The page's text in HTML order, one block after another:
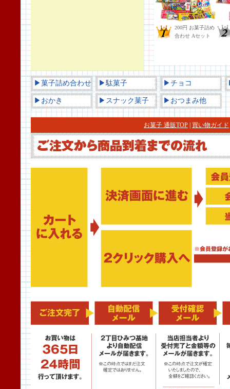
▶菓子詰め合わせ ▶駄菓子 ▶チョコ
▶おかき ▶スナック菓子 ▶おつまみ他
お菓子 通販TOP 買い物ガイド